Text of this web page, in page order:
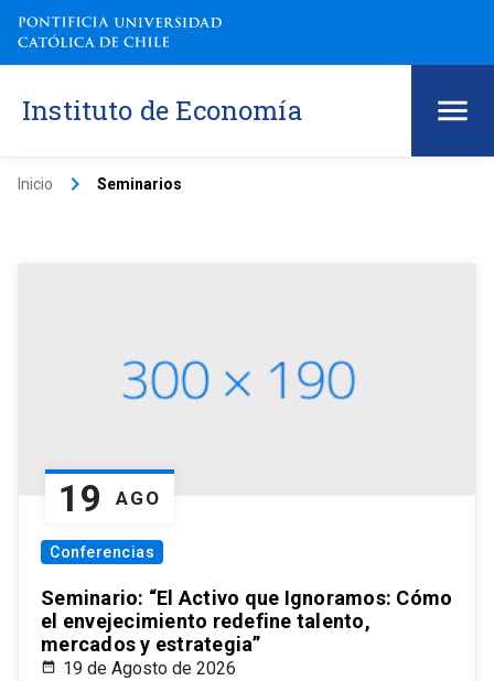
Instituto de Economía
Inicio keyboard_arrow_right Seminarios
19 AGO
Conferencias
Seminario: “El Activo que Ignoramos: Cómo
el envejecimiento redefine talento,
mercados y estrategia”
19 de Agosto de 2026